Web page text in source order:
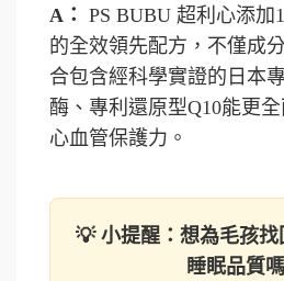
A： PS BUBU 超利心添加
的全效領先配方，不僅成
合包含經科學實證的日本
酶、專利還原型Q10能更
心血管保護力。
💡 小提醒：想為毛孩
睡眠品質